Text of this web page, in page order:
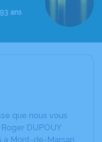
ans
que nous vous
DUPOUY
à Mont-de-Marsan.